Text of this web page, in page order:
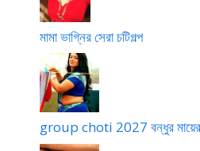
মামা ভাগ্নির সেরা চটিগল্প
group choti 2027 বন্ধুর মায়ের